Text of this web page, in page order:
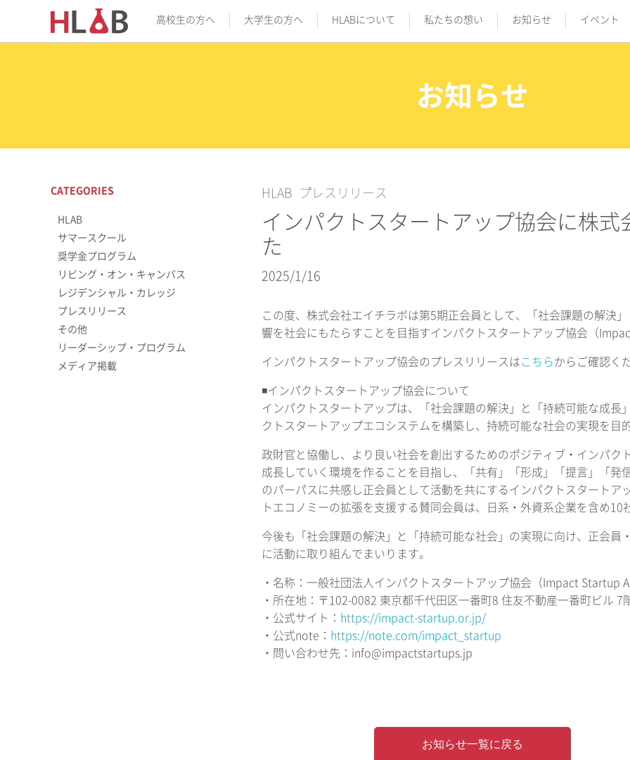
高校生の方へ 大学生の方へ HLABについて 私たちの想い お知らせ イベント
お知らせ
HLAB プレスリリース
インパクトスタートアップ協会に株
た
2025/1/16
この度、株式会社エイチラボは第5期正会員として、「社会課題の解決
響を社会にもたらすことを目指すインパクトスタートアップ協会（
インパクトスタートアップ協会のプレスリリースは こちらからご確認く
◾️インパクトスタートアップ協会について
インパクトスタートアップは、「社会課題の解決」と「持続可能な成長
クトスタートアップエコシステムを構築し、持続可能な社会の実現を目
政財官と協働し、より良い社会を創出するためのポジティブ・インパク
成長していく環境を作ることを目指し、「共有」「形成」「提言」「
のパーパスに共感し正会員として活動を共にするインパクトスタートア
トエコノミーの拡張を支援する賛同会員は、日系・外資系企業を含め10
今後も「社会課題の解決」と「持続可能な社会」の実現に向け、正会員
に活動に取り組んでまいります。
・名称：一般社団法人インパクトスタートアップ協会（Impact Startup
・所在地：〒102-0082 東京都千代田区一番町8 住友不動産一番町ビル 7
・公式サイト： https://impact-startup.or.jp/
・公式note： https://note.com/impact_startup
・問い合わせ先：info@impactstartups.jp
お知らせ一覧に戻る
CATEGORIES
HLAB
サマースクール
奨学金プログラム
リビング・オン・キャンパス
レジデンシャル・カレッジ
プレスリリース
その他
リーダーシップ・プログラム
メディア掲載